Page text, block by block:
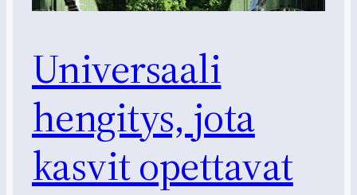
Universaali
hengitys, jota
kasvit opettavat